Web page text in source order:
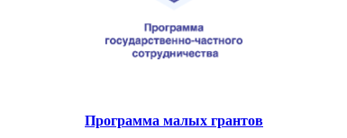
Программа малых грантов